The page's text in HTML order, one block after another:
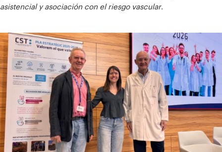
asistencial y asociación con el riesgo vascular.